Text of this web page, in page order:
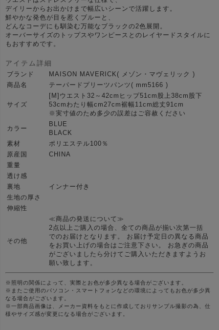
デイリーからお出かけまで幅広いシーンで活躍します。
鮮やかな発色が目を惹くブルーと、
どんなコーデにも馴染む万能なブラックの2色展開。
オーバーサイズのトップスやワンピースとのレイヤードスタイルに
もおすすめです。
アイテム詳細
ブランド
MAISON MAVERICK( メゾン・マヴェリック )
商品名
テーパードプリーツパンツ( mm5166 )
サイズ
[M]ウエスト32～42cmヒップ51cm股上38cm股下
53cmわたり幅cm27cm裾幅11cm総丈91cm
※実寸値のため多少の誤差はご容赦ください
カラー
BLUE
BLACK
素材
ポリエステル100％
原産国
CHINA
重量
透け感
裏地
インナー付き
生地の厚さ
伸縮性
その他
≪商品の発送について≫
2点以上ご購入の場合、全ての商品が揃い次第一括
でのお届けとなります。 お届け予定日の異なる商品
をお買い上げの場合はご注意下さい。 お急ぎの商品
がございましたら分けてご購入いただきますようお
願い致します。
※照明の関係によって、実際とお色が多少異なる場合がございます。
※またご使用のパソコン・スマートフォンなどの環境によってもお色が多少異
なる場合がございます。
※一部商品画像は、メーカー資料をもとに作成しておりサンプル撮影の為、仕
様やサイズ感が変更になる場合がございます。